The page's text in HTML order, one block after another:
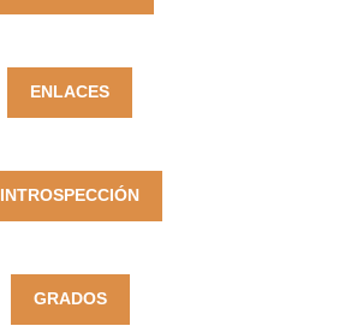
ENLACES
INTROSPECCIÓN
GRADOS